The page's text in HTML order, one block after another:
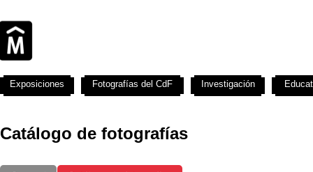
Catálogo de fotografías
Exposiciones Fotografías del CdF Investigación